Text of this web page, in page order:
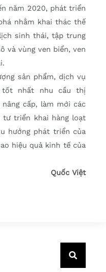
năm 2020, phát triển
nhằm khai thác thế
sinh thái, tập trung
và vùng ven biển, ven
sản phẩm, dịch vụ
nhất nhu cầu thị
cấp, làm mới các
tư triển khai hàng loạt
hướng phát triển của
hiệu quả kinh tế của
Quốc Việt